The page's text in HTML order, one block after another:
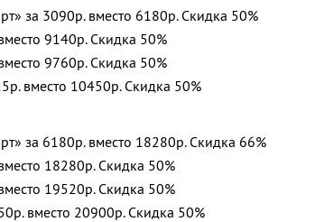
за 3090р. вместо 6180р. Скидка 50%
9140р. Скидка 50%
9760р. Скидка 50%
вместо 10450р. Скидка 50%
за 6180р. вместо 18280р. Скидка 66%
18280р. Скидка 50%
19520р. Скидка 50%
вместо 20900р. Скидка 50%